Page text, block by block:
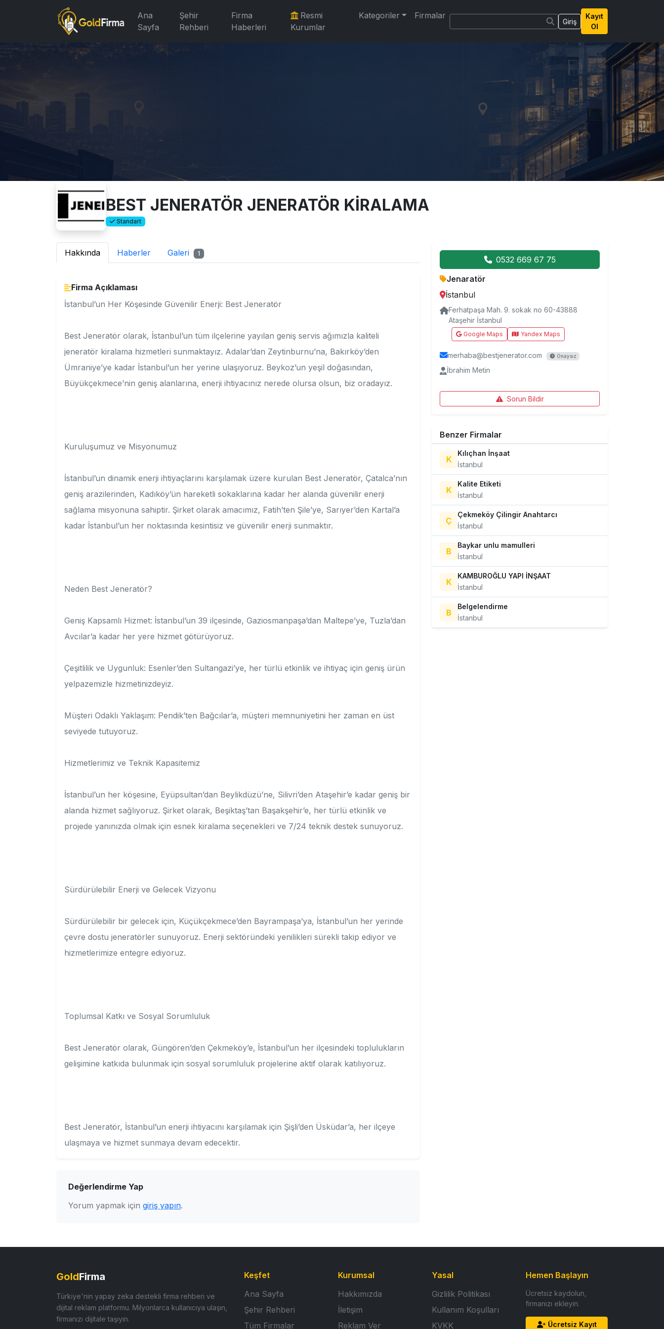
Ana
Sayfa
Şehir
Rehberi
Firma
Haberleri
Resmi
Kurumlar
Kategoriler Firmalar
Giriş
Kayıt
Ol
BEST JENERATÖR JENERATÖR KİRALAMA
Standart
Hakkında Haberler Galeri 1
Firma Açıklaması
İstanbul’un Her Köşesinde Güvenilir Enerji: Best Jeneratör
Best Jeneratör olarak, İstanbul’un tüm ilçelerine yayılan geniş servis ağımızla kaliteli
jeneratör kiralama hizmetleri sunmaktayız. Adalar’dan Zeytinburnu’na, Bakırköy’den
Ümraniye’ye kadar İstanbul’un her yerine ulaşıyoruz. Beykoz’un yeşil doğasından,
Büyükçekmece’nin geniş alanlarına, enerji ihtiyacınız nerede olursa olsun, biz oradayız.
Kuruluşumuz ve Misyonumuz
İstanbul’un dinamik enerji ihtiyaçlarını karşılamak üzere kurulan Best Jeneratör, Çatalca’nın
geniş arazilerinden, Kadıköy’ün hareketli sokaklarına kadar her alanda güvenilir enerji
sağlama misyonuna sahiptir. Şirket olarak amacımız, Fatih’ten Şile’ye, Sarıyer’den Kartal’a
kadar İstanbul’un her noktasında kesintisiz ve güvenilir enerji sunmaktır.
Neden Best Jeneratör?
Geniş Kapsamlı Hizmet: İstanbul’un 39 ilçesinde, Gaziosmanpaşa’dan Maltepe’ye, Tuzla’dan
Avcılar’a kadar her yere hizmet götürüyoruz.
Çeşitlilik ve Uygunluk: Esenler’den Sultangazi’ye, her türlü etkinlik ve ihtiyaç için geniş ürün
yelpazemizle hizmetinizdeyiz.
Müşteri Odaklı Yaklaşım: Pendik’ten Bağcılar’a, müşteri memnuniyetini her zaman en üst
seviyede tutuyoruz.
Hizmetlerimiz ve Teknik Kapasitemiz
İstanbul’un her köşesine, Eyüpsultan’dan Beylikdüzü’ne, Silivri’den Ataşehir’e kadar geniş bir
alanda hizmet sağlıyoruz. Şirket olarak, Beşiktaş’tan Başakşehir’e, her türlü etkinlik ve
projede yanınızda olmak için esnek kiralama seçenekleri ve 7/24 teknik destek sunuyoruz.
Sürdürülebilir Enerji ve Gelecek Vizyonu
Sürdürülebilir bir gelecek için, Küçükçekmece’den Bayrampaşa’ya, İstanbul’un her yerinde
çevre dostu jeneratörler sunuyoruz. Enerji sektöründeki yenilikleri sürekli takip ediyor ve
hizmetlerimize entegre ediyoruz.
Toplumsal Katkı ve Sosyal Sorumluluk
Best Jeneratör olarak, Güngören’den Çekmeköy’e, İstanbul’un her ilçesindeki toplulukların
gelişimine katkıda bulunmak için sosyal sorumluluk projelerine aktif olarak katılıyoruz.
Best Jeneratör, İstanbul’un enerji ihtiyacını karşılamak için Şişli’den Üsküdar’a, her ilçeye
ulaşmaya ve hizmet sunmaya devam edecektir.
Değerlendirme Yap
Yorum yapmak için giriş yapın.
0532 669 67 75
Jenaratör
İstanbul
Ferhatpaşa Mah. 9. sokak no 60-43888
Ataşehir İstanbul
Google Maps Yandex Maps
merhaba@bestjenerator.com Onaysız
İbrahim Metin
Sorun Bildir
Benzer Firmalar
K
Kılıçhan İnşaat
İstanbul
K
Kalite Etiketi
İstanbul
Ç
Çekmeköy Çilingir Anahtarcı
İstanbul
B
Baykar unlu mamulleri
İstanbul
K
KAMBUROĞLU YAPI İNŞAAT
İstanbul
B
Belgelendirme
İstanbul
GoldFirma
Türkiye'nin yapay zeka destekli firma rehberi ve
dijital reklam platformu. Milyonlarca kullanıcıya ulaşın,
firmanızı dijitale taşıyın.
Keşfet
Ana Sayfa
Şehir Rehberi
Tüm Firmalar
Kurumsal
Hakkımızda
İletişim
Reklam Ver
Yasal
Gizlilik Politikası
Kullanım Koşulları
KVKK
Hemen Başlayın
Ücretsiz kaydolun,
firmanızı ekleyin.
Ücretsiz Kayıt